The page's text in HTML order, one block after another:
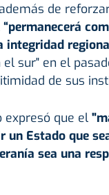
de
“permanecerá
integridad
sur" en el
de sus
expresó que el
un Estado que
sea una